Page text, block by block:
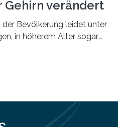
Gehirn verändert
Bevölkerung leidet unter
in höherem Alter sogar
kurzfristiges Schlafdefizit:
aktuellen Metastudie
beteiligten Gehirnregionen